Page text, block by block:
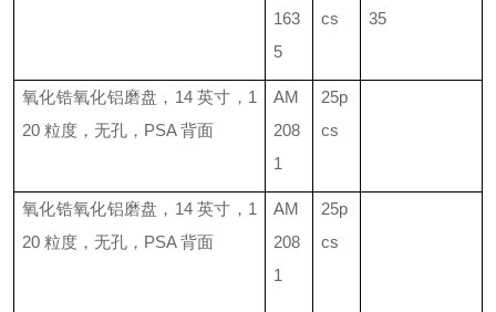
163
5
cs
35
氧化锆氧化铝磨盘， 14英寸， 1
20 粒度，无孔， PSA背面
AM
208
1
25p
cs
氧化锆氧化铝磨盘， 14英寸， 1
20 粒度，无孔， PSA背面
AM
208
1
25p
cs